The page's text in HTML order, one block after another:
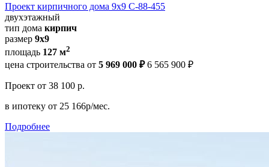
Проект кирпичного дома 9х9 С-88-455
двухэтажный
тип дома кирпич
размер 9х9
площадь 127 м2
цена строительства от 5 969 000 ₽ 6 565 900 ₽
Проект от 38 100 р.
в ипотеку от 25 166р/мес.
Подробнее